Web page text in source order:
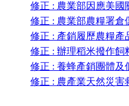
修正 : 農業部因應美國
修正 : 農業部農糧署倉
修正 : 產銷履歷農糧產
修正 : 辦理稻米撥作飼
修正 : 養蜂產銷團體
修正 : 農產業天然災害